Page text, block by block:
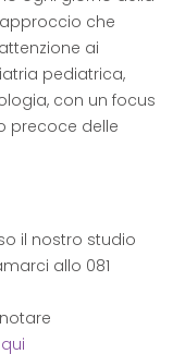
che
ai
pediatrica,
con un focus
precoce delle
il nostro studio
allo 081